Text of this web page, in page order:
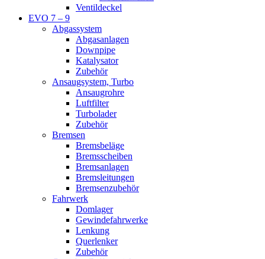
Ventildeckel
EVO 7 – 9
Abgassystem
Abgasanlagen
Downpipe
Katalysator
Zubehör
Ansaugsystem, Turbo
Ansaugrohre
Luftfilter
Turbolader
Zubehör
Bremsen
Bremsbeläge
Bremsscheiben
Bremsanlagen
Bremsleitungen
Bremsenzubehör
Fahrwerk
Domlager
Gewindefahrwerke
Lenkung
Querlenker
Zubehör